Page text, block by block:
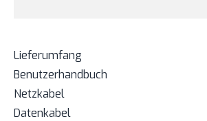
Lieferumfang
Benutzerhandbuch
Netzkabel
Datenkabel